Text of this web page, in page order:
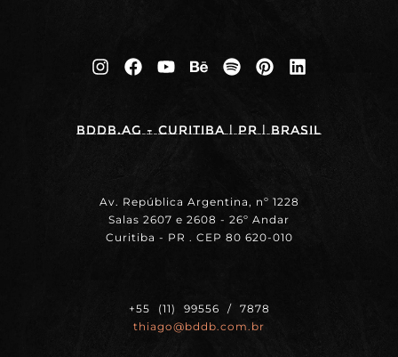
BDDB.ag - Curitiba | PR | BRASIL
Av. República Argentina, nº 1228
Salas 2607 e 2608 - 26º Andar
Curitiba - PR . CEP 80 620-010
+55 (11) 99556 / 7878
thiago@bddb.com.br